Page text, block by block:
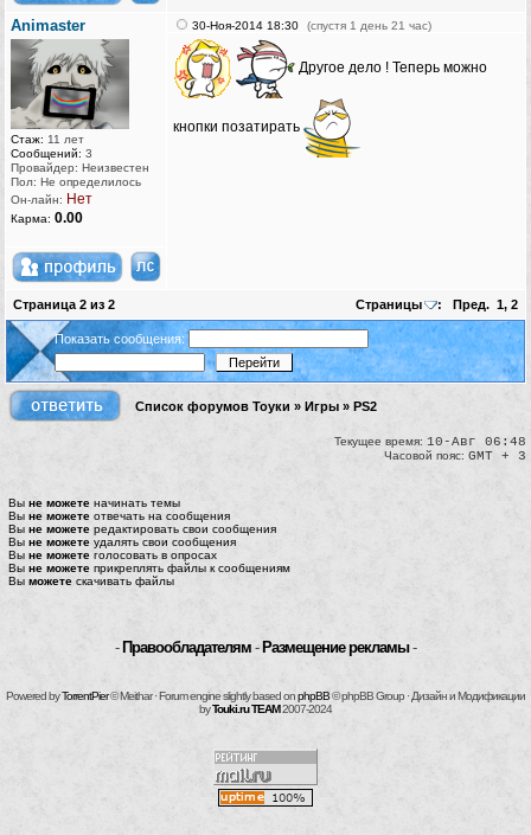
Animaster
Стаж: 11 лет
Сообщений: 3
Провайдер: Неизвестен
Пол: Не определилось
Он-лайн: Нет
Карма: 0.00
30-Ноя-2014 18:30 (спустя 1 день 21 час)
Другое дело ! Теперь можно
кнопки позатирать
Страница 2 из 2 Страницы : Пред. 1, 2
Показать сообщения:
Список форумов Тоуки » Игры » PS2
Текущее время: 10-Авг 06:48
Часовой пояс: GMT + 3
Вы не можете начинать темы
Вы не можете отвечать на сообщения
Вы не можете редактировать свои сообщения
Вы не можете удалять свои сообщения
Вы не можете голосовать в опросах
Вы не можете прикреплять файлы к сообщениям
Вы можете скачивать файлы
- Правообладателям - Размещение рекламы-
Powered byTorrentPier© Meithar · Forum engine slightly based onphpBB© phpBB Group · Дизайн и Модификации
byTouki.ru TEAM2007-2024